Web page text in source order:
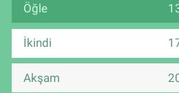
Öğle
İkindi
Akşam